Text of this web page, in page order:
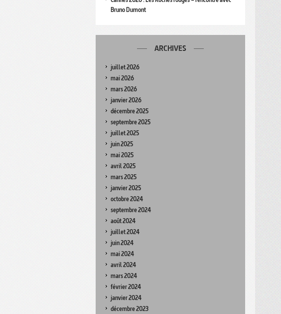
Bruno Dumont
ARCHIVES
juillet 2026
mai 2026
mars 2026
janvier 2026
décembre 2025
septembre 2025
juillet 2025
juin 2025
mai 2025
avril 2025
mars 2025
janvier 2025
octobre 2024
septembre 2024
août 2024
juillet 2024
juin 2024
mai 2024
avril 2024
mars 2024
février 2024
janvier 2024
décembre 2023